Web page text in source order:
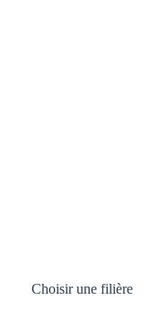
Choisir une filière